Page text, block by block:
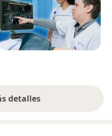
detalles
la experiencia